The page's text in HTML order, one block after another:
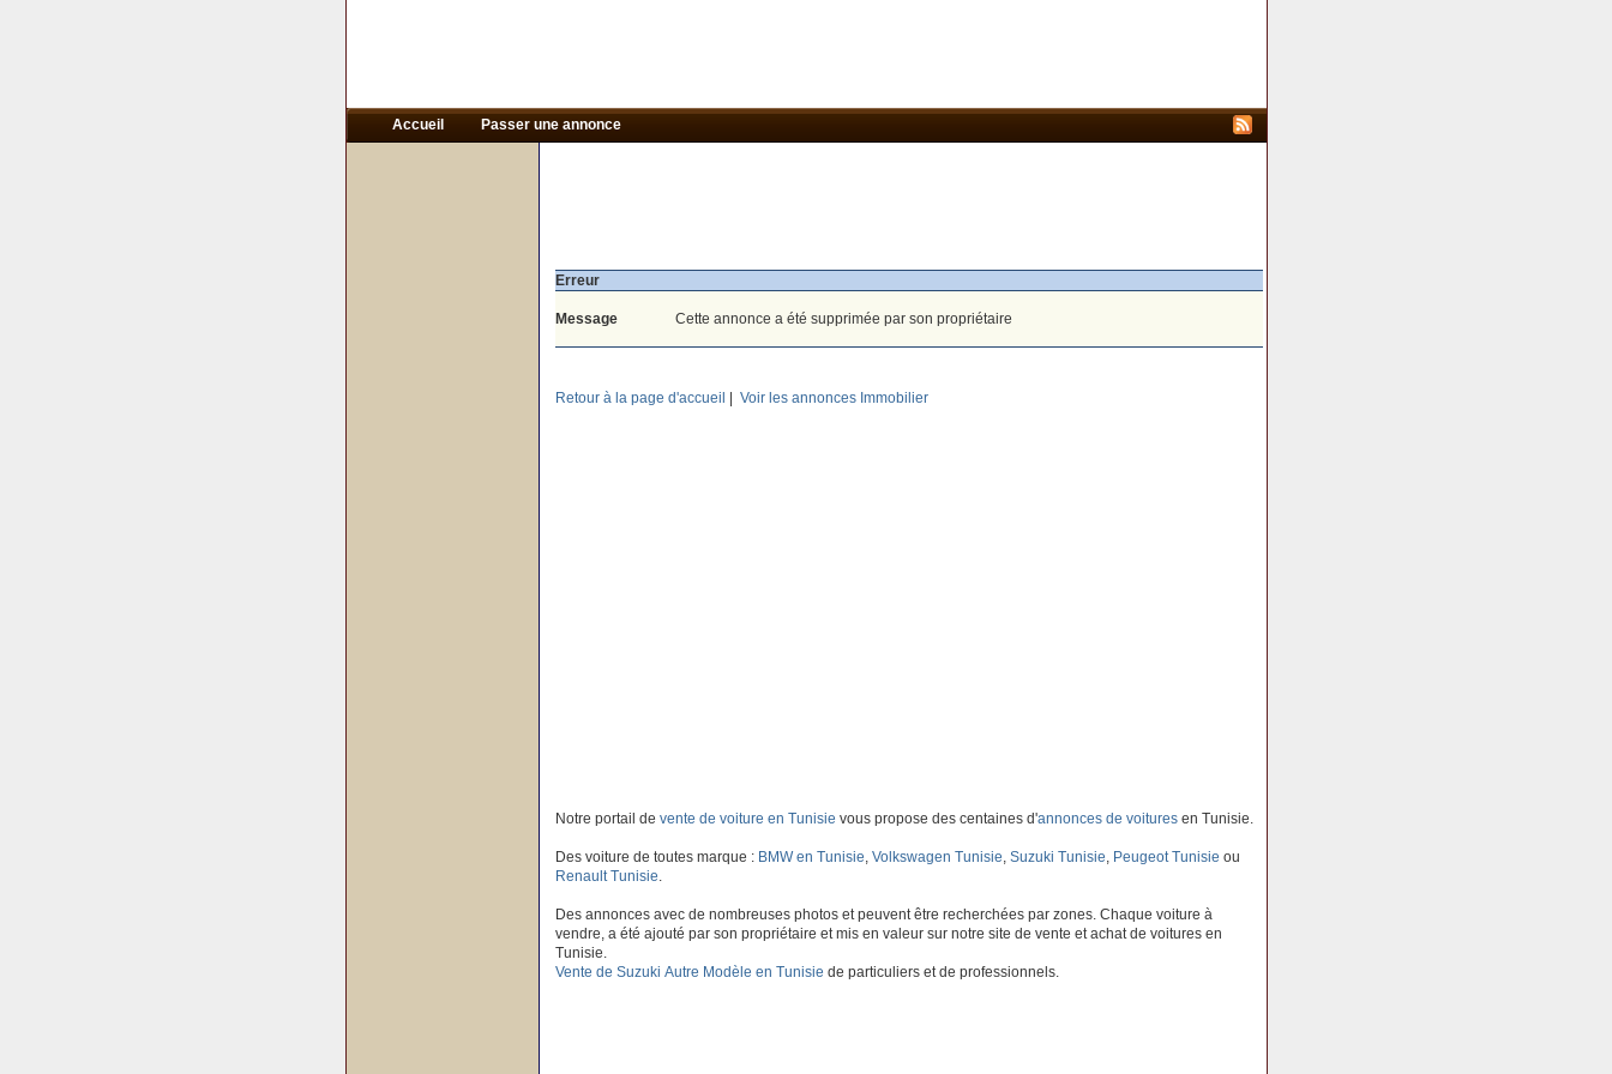
Accueil Passer une annonce
Erreur
Message Cette annonce a été supprimée par son propriétaire
Retour à la page d'accueil Voir les annonces Immobilier
Notre portail de vente de voiture en Tunisie vous propose des centaines d'annonces de voituresen Tunisie.
Des voiture de toutes marque : BMW en Tunisie, Volkswagen Tunisie, Suzuki Tunisie, Peugeot Tunisie ou
Renault Tunisie.
Des annonces avec de nombreuses photos et peuvent être recherchées par zones. Chaque voiture à
vendre, a été ajouté par son propriétaire et mis en valeur sur notre site de vente et achat de voitures en
Tunisie.
Vente de Suzuki Autre Modèle en Tunisie de particuliers et de professionnels.